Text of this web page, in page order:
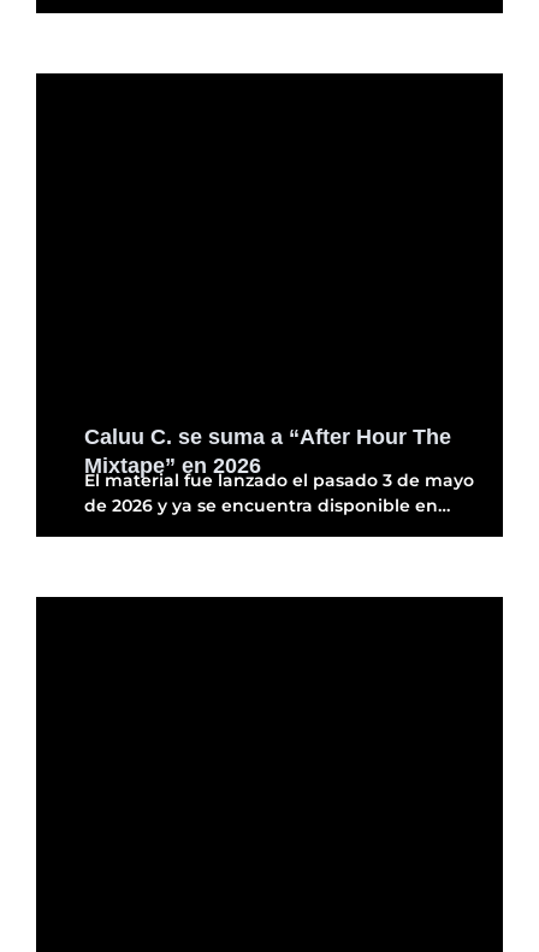
Caluu C. se suma a “After Hour The
Mixtape” en 2026
El material fue lanzado el pasado 3 de mayo
de 2026 y ya se encuentra disponible en…